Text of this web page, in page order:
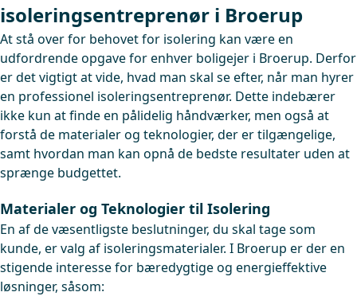
isoleringsentreprenør i Broerup
At stå over for behovet for isolering kan være en
udfordrende opgave for enhver boligejer i Broerup. Derfor
er det vigtigt at vide, hvad man skal se efter, når man hyrer
en professionel isoleringsentreprenør. Dette indebærer
ikke kun at finde en pålidelig håndværker, men også at
forstå de materialer og teknologier, der er tilgængelige,
samt hvordan man kan opnå de bedste resultater uden at
sprænge budgettet.
Materialer og Teknologier til Isolering
En af de væsentligste beslutninger, du skal tage som
kunde, er valg af isoleringsmaterialer. I Broerup er der en
stigende interesse for bæredygtige og energieffektive
løsninger, såsom: